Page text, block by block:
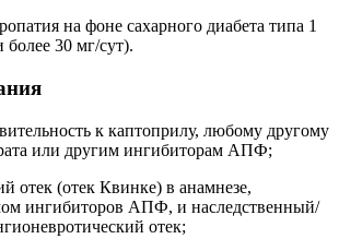
на фоне сахарного диабета типа 1
30 мг/сут).
к каптоприлу, любому другому
или другим ингибиторам АПФ;
отек (отек Квинке) в анамнезе,
ингибиторов АПФ, и наследственный/
отек;